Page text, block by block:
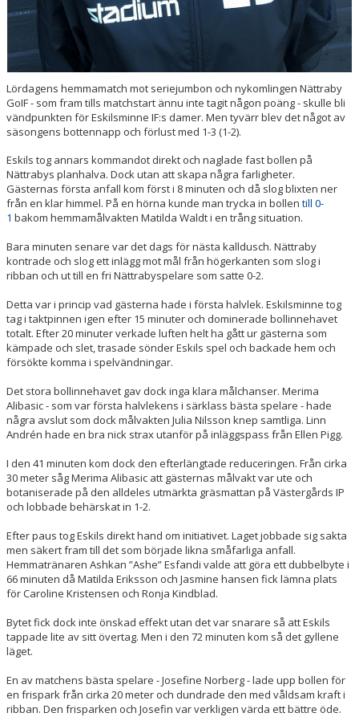
Lördagens hemmamatch mot seriejumbon och nykomlingen Nättraby
GoIF - som fram tills matchstart ännu inte tagit någon poäng - skulle bli
vändpunkten för Eskilsminne IF:s damer. Men tyvärr blev det något av
säsongens bottennapp och förlust med 1-3 (1-2).
Eskils tog annars kommandot direkt och naglade fast bollen på
Nättrabys planhalva. Dock utan att skapa några farligheter.
Gästernas första anfall kom först i 8 minuten och då slog blixten ner
från en klar himmel. På en hörna kunde man trycka in bollen till 0-
1 bakom hemmamålvakten Matilda Waldt i en trång situation.
Bara minuten senare var det dags för nästa kalldusch. Nättraby
kontrade och slog ett inlägg mot mål från högerkanten som slog i
ribban och ut till en fri Nättrabyspelare som satte 0-2.
Detta var i princip vad gästerna hade i första halvlek. Eskilsminne tog
tag i taktpinnen igen efter 15 minuter och dominerade bollinnehavet
totalt. Efter 20 minuter verkade luften helt ha gått ur gästerna som
kämpade och slet, trasade sönder Eskils spel och backade hem och
försökte komma i spelvändningar.
Det stora bollinnehavet gav dock inga klara målchanser. Merima
Alibasic - som var första halvlekens i särklass bästa spelare - hade
några avslut som dock målvakten Julia Nilsson knep samtliga. Linn
Andrén hade en bra nick strax utanför på inläggspass från Ellen Pigg.
I den 41 minuten kom dock den efterlängtade reduceringen. Från cirka
30 meter såg Merima Alibasic att gästernas målvakt var ute och
botaniserade på den alldeles utmärkta gräsmattan på Västergårds IP
och lobbade behärskat in 1-2.
Efter paus tog Eskils direkt hand om initiativet. Laget jobbade sig sakta
men säkert fram till det som började likna småfarliga anfall.
Hemmatränaren Ashkan ”Ashe” Esfandi valde att göra ett dubbelbyte i
66 minuten då Matilda Eriksson och Jasmine hansen fick lämna plats
för Caroline Kristensen och Ronja Kindblad.
Bytet fick dock inte önskad effekt utan det var snarare så att Eskils
tappade lite av sitt övertag. Men i den 72 minuten kom så det gyllene
läget.
En av matchens bästa spelare - Josefine Norberg - lade upp bollen för
en frispark från cirka 20 meter och dundrade den med våldsam kraft i
ribban. Den frisparken och Josefin var verkligen värda ett bättre öde.